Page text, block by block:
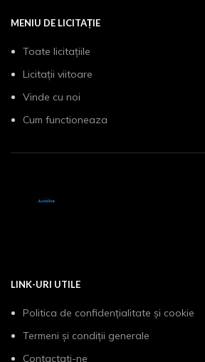
MENIU DE LICITAȚIE
Toate licitațiile
Licitații viitoare
Vinde cu noi
Cum functioneaza
LINK-URI UTILE
Politica de confidențialitate și cookie
Termeni și condiții generale
Contactati-ne